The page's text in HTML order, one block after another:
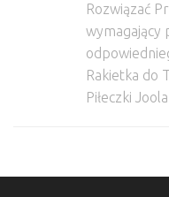
Rozwiązać
wymagający
Rakietka do
Piłeczki